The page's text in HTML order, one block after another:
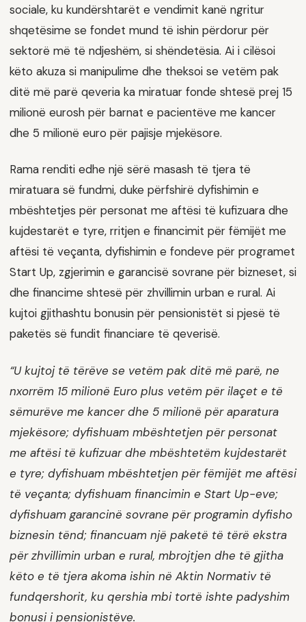
sociale, ku kundërshtarët e vendimit kanë ngritur
shqetësime se fondet mund të ishin përdorur për
sektorë më të ndjeshëm, si shëndetësia. Ai i cilësoi
këto akuza si manipulime dhe theksoi se vetëm pak
ditë më parë qeveria ka miratuar fonde shtesë prej 15
milionë eurosh për barnat e pacientëve me kancer
dhe 5 milionë euro për pajisje mjekësore.
Rama renditi edhe një sërë masash të tjera të
miratuara së fundmi, duke përfshirë dyfishimin e
mbështetjes për personat me aftësi të kufizuara dhe
kujdestarët e tyre, rritjen e financimit për fëmijët me
aftësi të veçanta, dyfishimin e fondeve për programet
Start Up, zgjerimin e garancisë sovrane për bizneset, si
dhe financime shtesë për zhvillimin urban e rural. Ai
kujtoi gjithashtu bonusin për pensionistët si pjesë të
paketës së fundit financiare të qeverisë.
“U kujtoj të tërëve se vetëm pak ditë më parë, ne
nxorrëm 15 milionë Euro plus vetëm për ilaçet e të
sëmurëve me kancer dhe 5 milionë për aparatura
mjekësore; dyfishuam mbështetjen për personat
me aftësi të kufizuar dhe mbështetëm kujdestarët
e tyre; dyfishuam mbështetjen për fëmijët me aftësi
të veçanta; dyfishuam financimin e Start Up-eve;
dyfishuam garancinë sovrane për programin dyfisho
biznesin tënd; financuam një paketë të tërë ekstra
për zhvillimin urban e rural, mbrojtjen dhe të gjitha
këto e të tjera akoma ishin në Aktin Normativ të
fundqershorit, ku qershia mbi tortë ishte padyshim
bonusi i pensionistëve.